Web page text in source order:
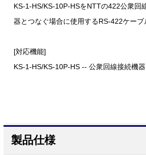
KS-1-HS/KS-10P-HSをNTTの422公衆回
器とつなぐ場合に使用するRS-422ケーブ
[対応機能]
KS-1-HS/KS-10P-HS -- 公衆回線接続機器
製品仕様